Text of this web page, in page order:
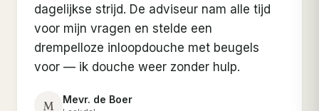
dagelijkse strijd. De adviseur nam alle tijd
voor mijn vragen en stelde een
drempelloze inloopdouche met beugels
voor — ik douche weer zonder hulp.
M Mevr. de Boer